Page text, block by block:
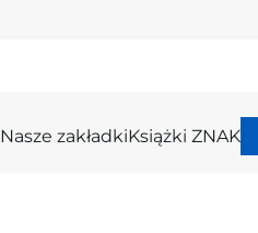
Nasze zakładkiKsiążki ZNAK